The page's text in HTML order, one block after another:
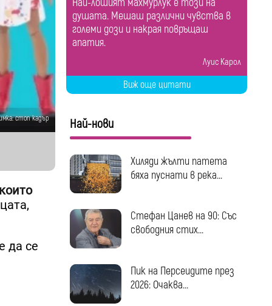
стоп кадър
да се
Най-лошият махмурлук е този на
душата. Мешаш различни чувства в
големи дози и накрая повръщаш
апатия.
Луис Карол
Виж още цитати
Най-нови
Хиляди жълти патета
бяха пуснати в река...
Стефан Цанев на 90: Със
свободния стих...
Пик на Персеидите през
2026: Очаква...